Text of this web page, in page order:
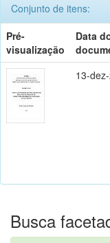
Conjunto de itens:
Pré-
visualização
Data
13-
Busca